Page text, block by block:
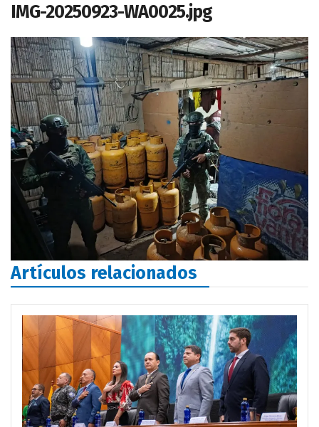
IMG-20250923-WA0025.jpg
Artículos relacionados